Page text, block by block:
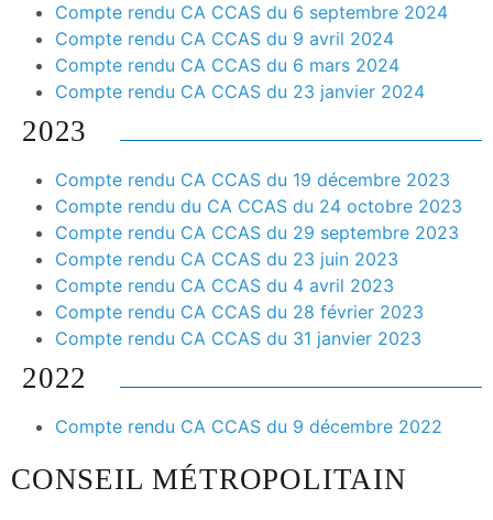
Compte rendu CA CCAS du 6 septembre 2024
Compte rendu CA CCAS du 9 avril 2024
Compte rendu CA CCAS du 6 mars 2024
Compte rendu CA CCAS du 23 janvier 2024
2023
Compte rendu CA CCAS du 19 décembre 2023
Compte rendu du CA CCAS du 24 octobre 2023
Compte rendu CA CCAS du 29 septembre 2023
Compte rendu CA CCAS du 23 juin 2023
Compte rendu CA CCAS du 4 avril 2023
Compte rendu CA CCAS du 28 février 2023
Compte rendu CA CCAS du 31 janvier 2023
2022
Compte rendu CA CCAS du 9 décembre 2022
CONSEIL MÉTROPOLITAIN